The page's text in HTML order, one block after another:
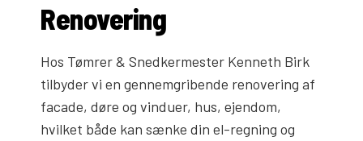
Renovering
Hos Tømrer & Snedkermester Kenneth Birk
tilbyder vi en gennemgribende renovering af
facade, døre og vinduer, hus, ejendom,
hvilket både kan sænke din el-regning og